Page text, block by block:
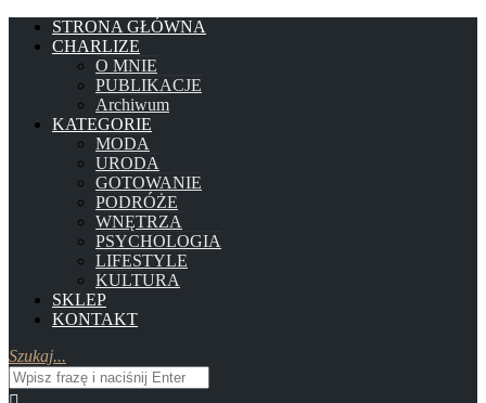
STRONA GŁÓWNA
CHARLIZE
O MNIE
PUBLIKACJE
Archiwum
KATEGORIE
MODA
URODA
GOTOWANIE
PODRÓŻE
WNĘTRZA
PSYCHOLOGIA
LIFESTYLE
KULTURA
SKLEP
KONTAKT
Szukaj...